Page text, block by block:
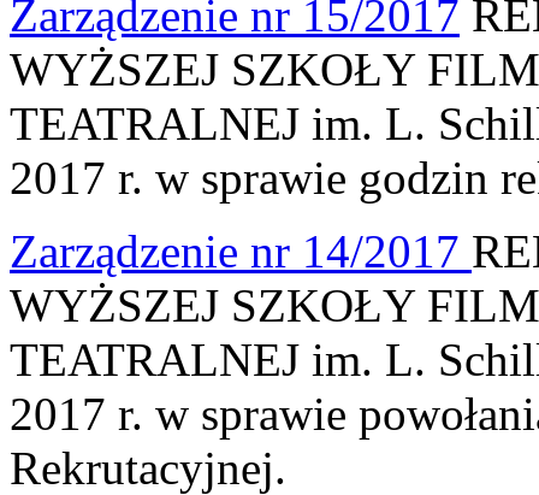
Zarządzenie nr 15/2017
WYŻSZEJ SZKOŁY
TEATRALNEJ im. L.
2017 r. w sprawie godzin
Zarządzenie nr 14/2017
WYŻSZEJ SZKOŁY
TEATRALNEJ im. L.
2017 r. w sprawie
Rekrutacyjnej.